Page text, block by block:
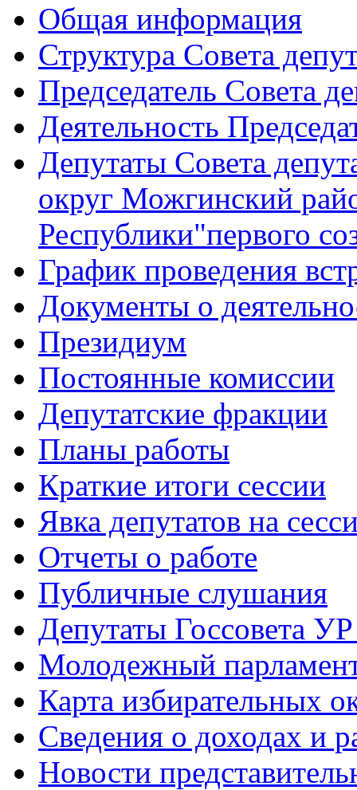
Общая информация
Структура Совета
Председатель Совета
Деятельность
Депутаты Совета
округ Можгинский
Республики"первого
График проведения
Документы о
Президиум
Постоянные комиссии
Депутатские фракции
Планы работы
Краткие итоги сессии
Явка депутатов на
Отчеты о работе
Публичные слушания
Депутаты Госсовета
Молодежный
Карта избирательных
Сведения о доходах и
Новости